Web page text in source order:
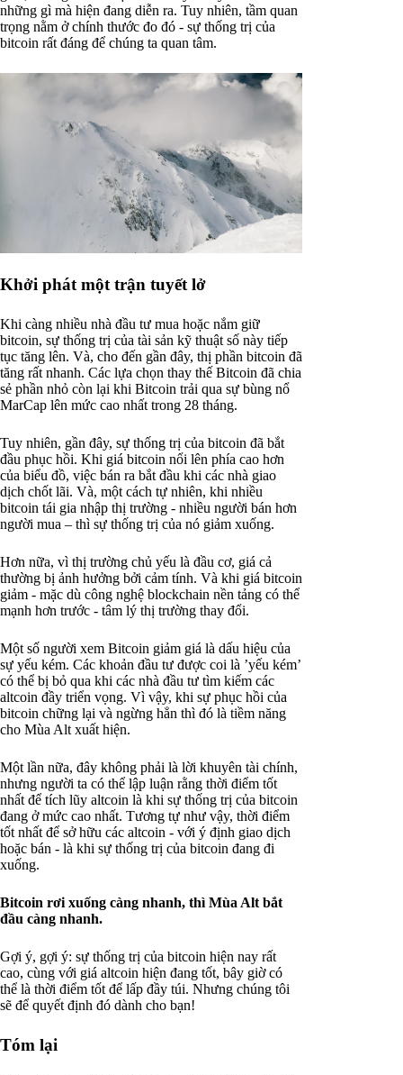
những gì mà hiện đang diễn ra. Tuy nhiên, tầm quan
trọng nằm ở chính thước đo đó - sự thống trị của
bitcoin rất đáng để chúng ta quan tâm.
Khởi phát một trận tuyết lở
Khi càng nhiều nhà đầu tư mua hoặc nắm giữ
bitcoin, sự thống trị của tài sản kỹ thuật số này tiếp
tục tăng lên. Và, cho đến gần đây, thị phần bitcoin đã
tăng rất nhanh. Các lựa chọn thay thế Bitcoin đã chia
sẻ phần nhỏ còn lại khi Bitcoin trải qua sự bùng nổ
MarCap lên mức cao nhất trong 28 tháng.
Tuy nhiên, gần đây, sự thống trị của bitcoin đã bắt
đầu phục hồi. Khi giá bitcoin nổi lên phía cao hơn
của biểu đồ, việc bán ra bắt đầu khi các nhà giao
dịch chốt lãi. Và, một cách tự nhiên, khi nhiều
bitcoin tái gia nhập thị trường - nhiều người bán hơn
người mua – thì sự thống trị của nó giảm xuống.
Hơn nữa, vì thị trường chủ yếu là đầu cơ, giá cả
thường bị ảnh hưởng bởi cảm tính. Và khi giá bitcoin
giảm - mặc dù công nghệ blockchain nền tảng có thể
mạnh hơn trước - tâm lý thị trường thay đổi.
Một số người xem Bitcoin giảm giá là dấu hiệu của
sự yếu kém. Các khoản đầu tư được coi là ’yếu kém’
có thể bị bỏ qua khi các nhà đầu tư tìm kiếm các
altcoin đầy triển vọng. Vì vậy, khi sự phục hồi của
bitcoin chững lại và ngừng hẳn thì đó là tiềm năng
cho Mùa Alt xuất hiện.
Một lần nữa, đây không phải là lời khuyên tài chính,
nhưng người ta có thể lập luận rằng thời điểm tốt
nhất để tích lũy altcoin là khi sự thống trị của bitcoin
đang ở mức cao nhất. Tương tự như vậy, thời điểm
tốt nhất để sở hữu các altcoin - với ý định giao dịch
hoặc bán - là khi sự thống trị của bitcoin đang đi
xuống.
Bitcoin rơi xuống càng nhanh, thì Mùa Alt bắt
đầu càng nhanh.
Gợi ý, gợi ý: sự thống trị của bitcoin hiện nay rất
cao, cùng với giá altcoin hiện đang tốt, bây giờ có
thể là thời điểm tốt để lấp đầy túi. Nhưng chúng tôi
sẽ để quyết định đó dành cho bạn!
Tóm lại